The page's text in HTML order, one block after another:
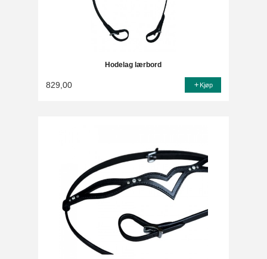
Hodelag lærbord
829,00 Kjøp